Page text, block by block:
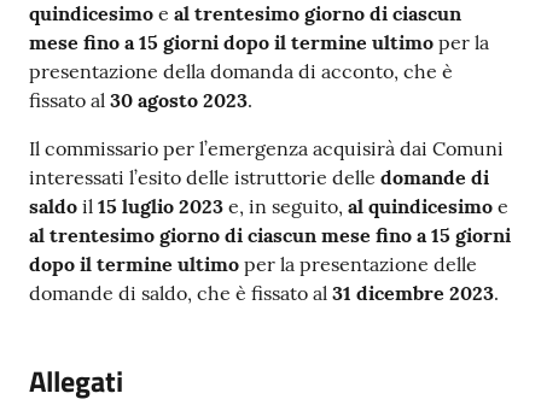
quindicesimo e al trentesimo giorno di ciascun
mese fino a 15 giorni dopo il termine ultimo per la
presentazione della domanda di acconto, che è
fissato al 30 agosto 2023.
Il commissario per l’emergenza acquisirà dai Comuni
interessati l’esito delle istruttorie delle domande di
saldo il 15 luglio 2023 e, in seguito, al quindicesimo e
al trentesimo giorno di ciascun mese fino a 15 giorni
dopo il termine ultimo per la presentazione delle
domande di saldo, che è fissato al 31 dicembre 2023.
Allegati